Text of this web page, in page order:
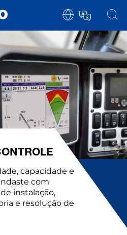
capacidade e
com
instalação,
e resolução de